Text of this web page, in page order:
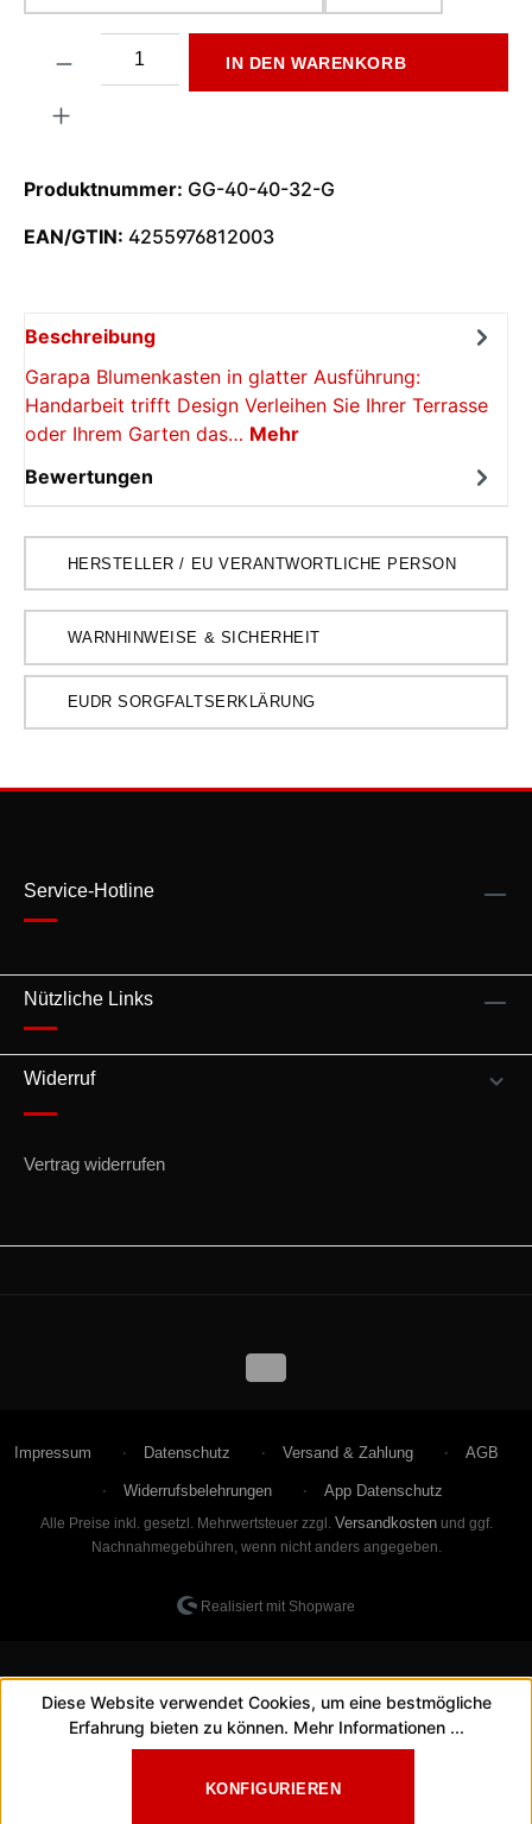
IN DEN WARENKORB
Produktnummer: GG-40-40-32-G
EAN/GTIN: 4255976812003
Beschreibung
Garapa Blumenkasten in glatter Ausführung:
Handarbeit trifft Design Verleihen Sie Ihrer Terrasse
oder Ihrem Garten das… Mehr
Bewertungen
HERSTELLER / EU VERANTWORTLICHE PERSON
WARNHINWEISE & SICHERHEIT
EUDR SORGFALTSERKLÄRUNG
Service-Hotline
Nützliche Links
Widerruf
Vertrag widerrufen
Impressum Datenschutz Versand & Zahlung AGB
Widerrufsbelehrungen App Datenschutz
Alle Preise inkl. gesetzl. Mehrwertsteuer zzgl. Versandkostenund ggf.
Nachnahmegebühren, wenn nicht anders angegeben.
Realisiert mit Shopware
Diese Website verwendet Cookies, um eine bestmögliche
Erfahrung bieten zu können. Mehr Informationen ...
KONFIGURIEREN